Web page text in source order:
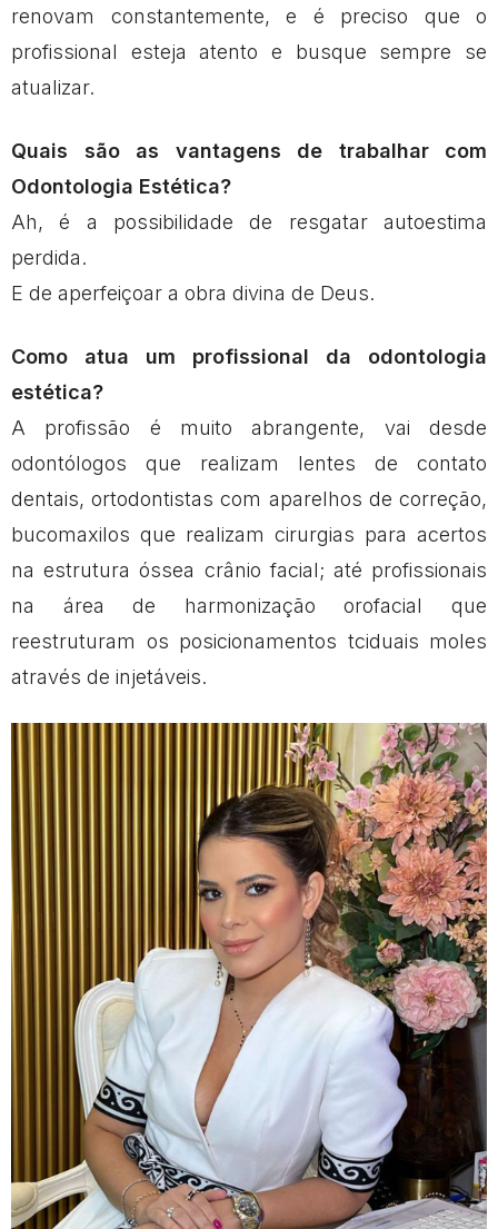
renovam constantemente, e é preciso que o
profissional esteja atento e busque sempre se
atualizar.
Quais são as vantagens de trabalhar com
Odontologia Estética?
Ah, é a possibilidade de resgatar autoestima
perdida.
E de aperfeiçoar a obra divina de Deus.
Como atua um profissional da odontologia
estética?
A profissão é muito abrangente, vai desde
odontólogos que realizam lentes de contato
dentais, ortodontistas com aparelhos de correção,
bucomaxilos que realizam cirurgias para acertos
na estrutura óssea crânio facial; até profissionais
na área de harmonização orofacial que
reestruturam os posicionamentos tciduais moles
através de injetáveis.